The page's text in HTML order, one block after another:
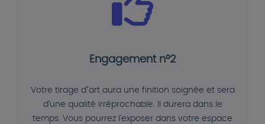
Engagement n°2
Votre tirage d"art aura une finition soignée et sera
d'une qualité irréprochable. Il durera dans le
temps. Vous pourrez l'exposer dans votre espace